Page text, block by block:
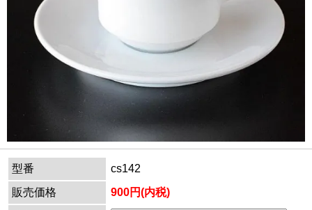
型番
cs142
販売価格
900円(内税)